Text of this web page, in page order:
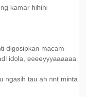
kamar hihihi
digosipkan macam-
idola, eeeeyyyaaaaaa
ngasih tau ah nnt minta